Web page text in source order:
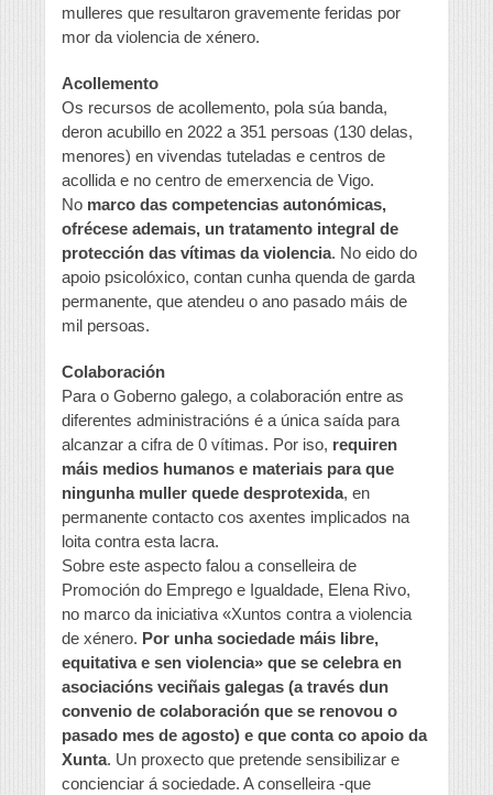
mulleres que resultaron gravemente feridas por
mor da violencia de xénero.
Acollemento
Os recursos de acollemento, pola súa banda,
deron acubillo en 2022 a 351 persoas (130 delas,
menores) en vivendas tuteladas e centros de
acollida e no centro de emerxencia de Vigo.
No marco das competencias autonómicas,
ofrécese ademais, un tratamento integral de
protección das vítimas da violencia. No eido do
apoio psicolóxico, contan cunha quenda de garda
permanente, que atendeu o ano pasado máis de
mil persoas.
Colaboración
Para o Goberno galego, a colaboración entre as
diferentes administracións é a única saída para
alcanzar a cifra de 0 vítimas. Por iso, requiren
máis medios humanos e materiais para que
ningunha muller quede desprotexida, en
permanente contacto cos axentes implicados na
loita contra esta lacra.
Sobre este aspecto falou a conselleira de
Promoción do Emprego e Igualdade, Elena Rivo,
no marco da iniciativa «Xuntos contra a violencia
de xénero. Por unha sociedade máis libre,
equitativa e sen violencia» que se celebra en
asociacións veciñais galegas (a través dun
convenio de colaboración que se renovou o
pasado mes de agosto) e que conta co apoio da
Xunta. Un proxecto que pretende sensibilizar e
concienciar á sociedade. A conselleira -que